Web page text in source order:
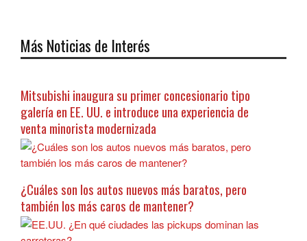
Más Noticias de Interés
Mitsubishi inaugura su primer concesionario tipo
galería en EE. UU. e introduce una experiencia de
venta minorista modernizada
¿Cuáles son los autos nuevos más baratos, pero
también los más caros de mantener?